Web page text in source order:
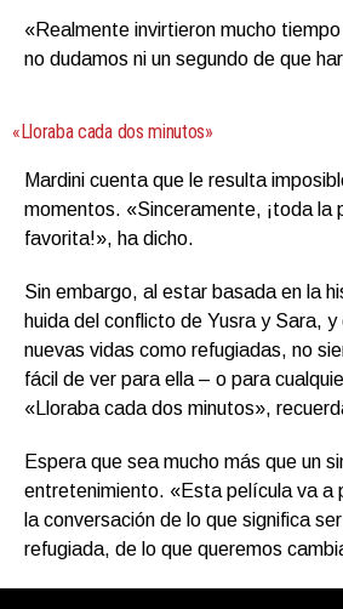
«Realmente invirtieron mucho
no dudamos ni un segundo de que
«Lloraba cada dos minutos»
Mardini cuenta que le resulta
momentos. «Sinceramente, ¡toda la
favorita!», ha dicho.
Sin embargo, al estar basada en la
huida del conflicto de Yusra y Sara,
nuevas vidas como refugiadas, no
fácil de ver para ella – o para
«Lloraba cada dos minutos»,
Espera que sea mucho más que un
entretenimiento. «Esta película va a
la conversación de lo que significa
refugiada, de lo que queremos